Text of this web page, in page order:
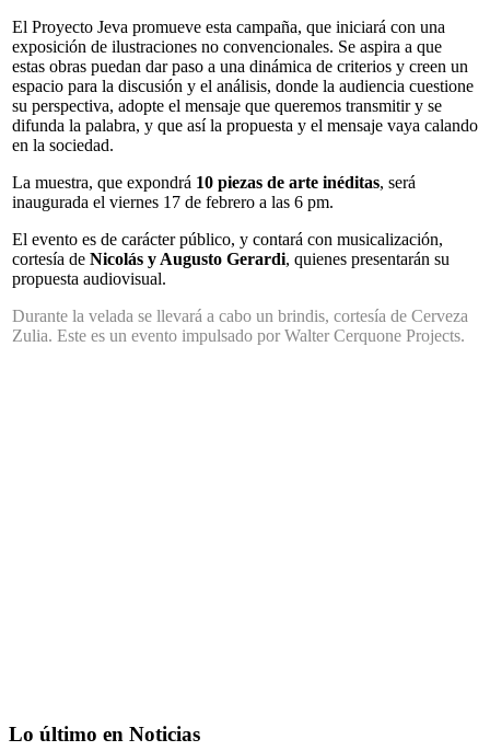
El Proyecto Jeva promueve esta campaña, que iniciará con una
exposición de ilustraciones no convencionales. Se aspira a que
estas obras puedan dar paso a una dinámica de criterios y creen un
espacio para la discusión y el análisis, donde la audiencia cuestione
su perspectiva, adopte el mensaje que queremos transmitir y se
difunda la palabra, y que así la propuesta y el mensaje vaya calando
en la sociedad.
La muestra, que expondrá 10 piezas de arte inéditas, será
inaugurada el viernes 17 de febrero a las 6 pm.
El evento es de carácter público, y contará con musicalización,
cortesía de Nicolás y Augusto Gerardi, quienes presentarán su
propuesta audiovisual.
Durante la velada se llevará a cabo un brindis, cortesía de Cerveza
Zulia. Este es un evento impulsado por Walter Cerquone Projects.
Lo último en Noticias